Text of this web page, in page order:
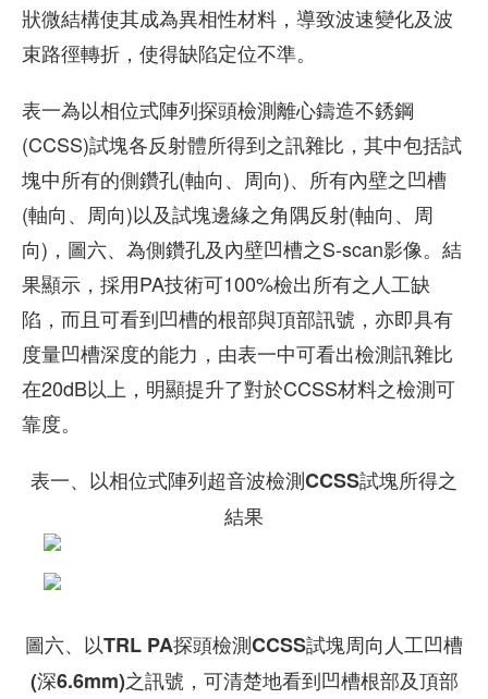
狀微結構使其成為異相性材料，導致波速變化及波
束路徑轉折，使得缺陷定位不準。
表一為以相位式陣列探頭檢測離心鑄造不銹鋼
(CCSS)試塊各反射體所得到之訊雜比，其中包括試
塊中所有的側鑽孔(軸向、周向)、所有內壁之凹槽
(軸向、周向)以及試塊邊緣之角隅反射(軸向、周
向)，圖六、為側鑽孔及內壁凹槽之S-scan影像。結
果顯示，採用PA技術可100%檢出所有之人工缺
陷，而且可看到凹槽的根部與頂部訊號，亦即具有
度量凹槽深度的能力，由表一中可看出檢測訊雜比
在20dB以上，明顯提升了對於CCSS材料之檢測可
靠度。
表一、以相位式陣列超音波檢測CCSS試塊所得之
結果
圖六、以TRL PA探頭檢測CCSS試塊周向人工凹槽
(深6.6mm)之訊號，可清楚地看到凹槽根部及頂部